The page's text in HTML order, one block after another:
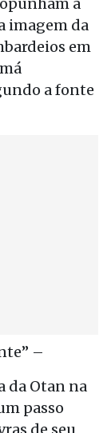
imagem da
em
a fonte
–
da Otan na
passo